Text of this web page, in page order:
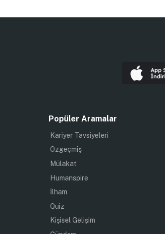
Popüler Aramalar
Kariyer Tavsiyeleri
Özgeçmiş
Mülakat
Humanspire
İlham
Quiz
Kişisel Gelişim